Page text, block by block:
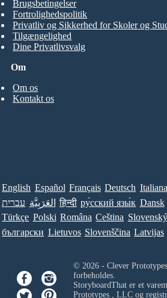
Om
Om os
Kontakt os
Brugsbetingelser
Fortrolighedspolitik
Privatliv og Sikkerhed for Skoler og
Tilgængelighed
Dine Privatlivsvalg
English Español Français Deutsch Italiana
עברית العَرَبِيَّة हिन्दी ру́сский язы́к Dansk
Türkçe Polski Româna Ceština Slovenský
български Lietuvos Slovenščina Latvijas
© 2026 - Clever
forbeholdes.
StoryboardThat er et
Prototypes , LLCog